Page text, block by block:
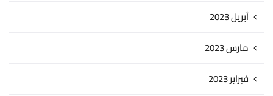
أبريل 2023
مارس 2023
فبراير 2023